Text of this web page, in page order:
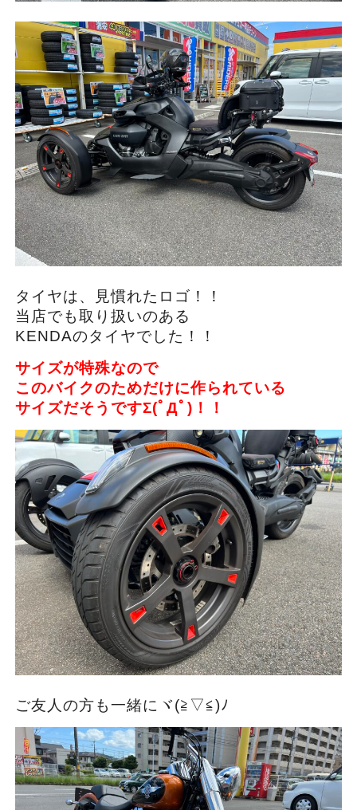
タイヤは、見慣れたロゴ！！
当店でも取り扱いのある
KENDAのタイヤでした！！
サイズが特殊なので
このバイクのためだけに作られている
サイズだそうですΣ(ﾟДﾟ)！！
ご友人の方も一緒にヾ(≧▽≦)ﾉ